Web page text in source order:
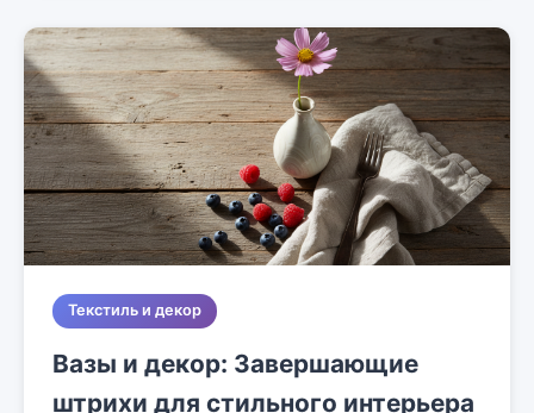
Текстиль и декор
Вазы и декор: Завершающие
штрихи для стильного интерьера